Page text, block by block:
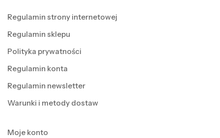
Regulamin strony internetowej
Regulamin sklepu
Polityka prywatności
Regulamin konta
Regulamin newsletter
Warunki i metody dostaw
Moje konto